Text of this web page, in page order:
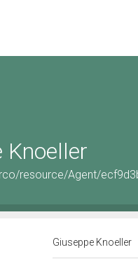
Knoeller
resource/Agent/
Giuseppe Knoeller